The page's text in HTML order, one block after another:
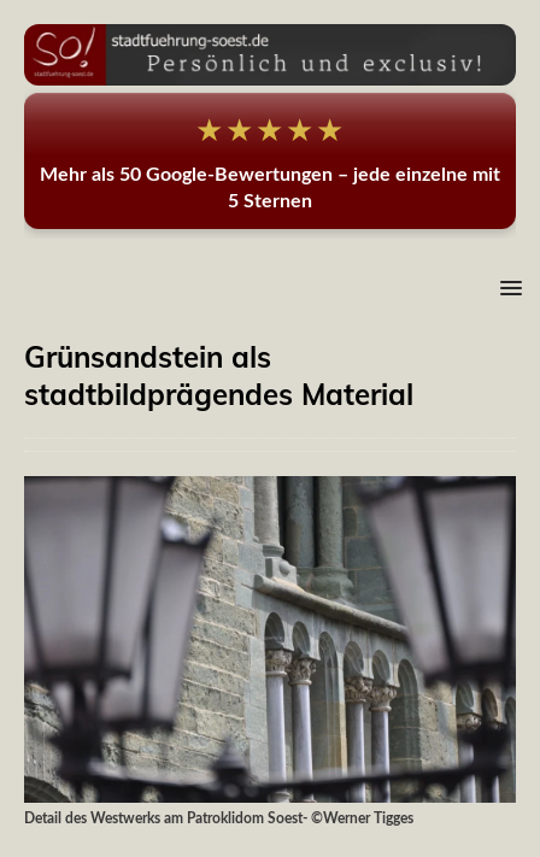
★★★★★
Mehr als 50 Google-Bewertungen – jede einzelne mit
5 Sternen
Grünsandstein als
stadtbildprägendes Material
Detail des Westwerks am Patroklidom Soest- ©Werner Tigges